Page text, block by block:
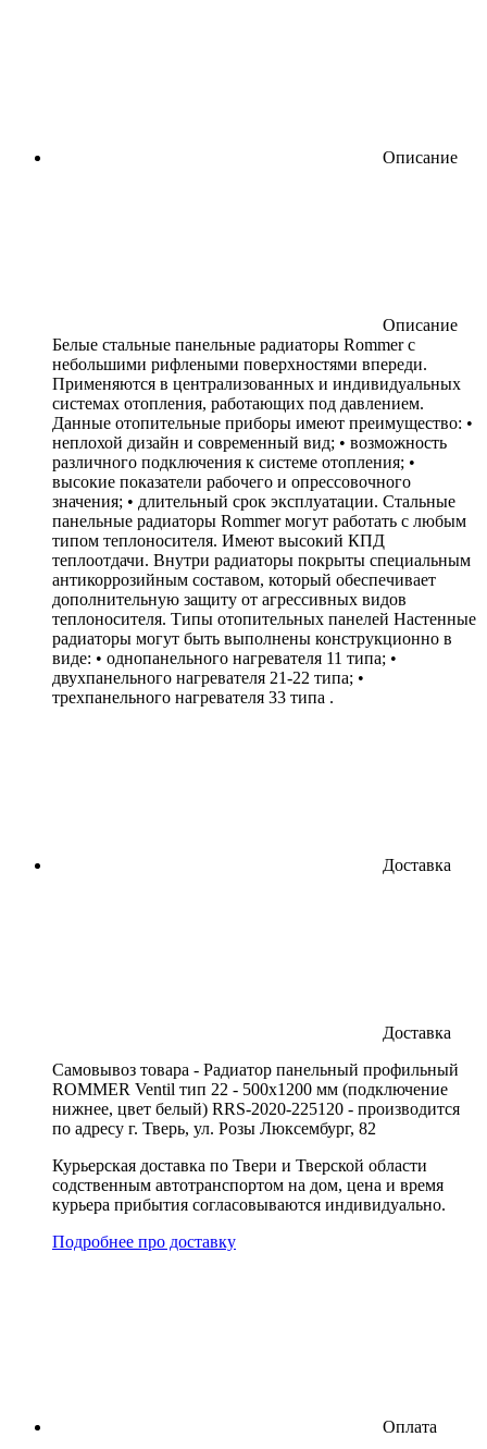
Описание
Описание
Белые стальные панельные радиаторы Rommer с
небольшими рифлеными поверхностями впереди.
Применяются в централизованных и индивидуальных
системах отопления, работающих под давлением.
Данные отопительные приборы имеют преимущество: •
неплохой дизайн и современный вид; • возможность
различного подключения к системе отопления; •
высокие показатели рабочего и опрессовочного
значения; • длительный срок эксплуатации. Стальные
панельные радиаторы Rommer могут работать с любым
типом теплоносителя. Имеют высокий КПД
теплоотдачи. Внутри радиаторы покрыты специальным
антикоррозийным составом, который обеспечивает
дополнительную защиту от агрессивных видов
теплоносителя. Типы отопительных панелей Настенные
радиаторы могут быть выполнены конструкционно в
виде: • однопанельного нагревателя 11 типа; •
двухпанельного нагревателя 21-22 типа; •
трехпанельного нагревателя 33 типа .
Доставка
Доставка
Cамовывоз товара - Радиатор панельный профильный
ROMMER Ventil тип 22 - 500x1200 мм (подключение
нижнее, цвет белый) RRS-2020-225120 - производится
по адресу г. Тверь, ул. Розы Люксембург, 82
Курьерская доставка по Твери и Тверской области
содственным автотранспортом на дом, цена и время
курьера прибытия согласовываются индивидуально.
Подробнее про доставку
Оплата